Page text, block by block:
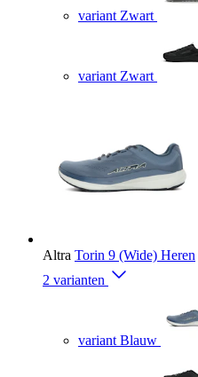
variant Zwart
variant Zwart
Altra Torin 9 (Wide) Heren
2 varianten
variant Blauw